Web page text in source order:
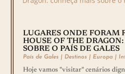
LUGARES ONDE FORAM
HOUSE OF THE
SOBRE O PAÍS DE GALES
País de Gales | Destinos | Europa |
Hoje vamos "visitar" cenários